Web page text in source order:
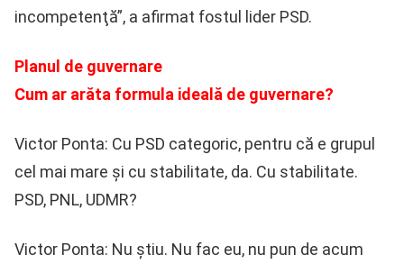
incompetenţă”, a afirmat fostul lider PSD.
Planul de guvernare
Cum ar arăta formula ideală de guvernare?
Victor Ponta: Cu PSD categoric, pentru că e grupul
cel mai mare şi cu stabilitate, da. Cu stabilitate.
PSD, PNL, UDMR?
Victor Ponta: Nu ştiu. Nu fac eu, nu pun de acum